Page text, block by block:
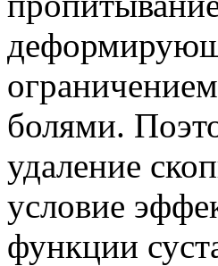
болями.
удаление
условие
функции